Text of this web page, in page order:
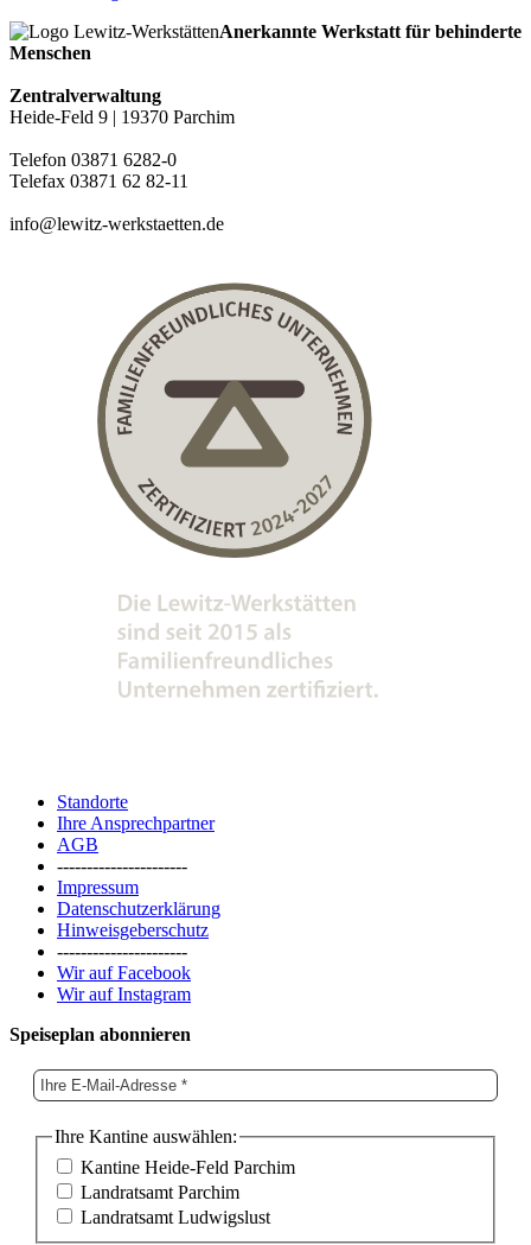
Anerkannte Werkstatt für behinderte
Menschen
Zentralverwaltung
Heide-Feld 9 | 19370 Parchim
Telefon 03871 6282-0
Telefax 03871 62 82-11
info@lewitz-werkstaetten.de
Standorte
Ihre Ansprechpartner
AGB
----------------------
Impressum
Datenschutzerklärung
Hinweisgeberschutz
----------------------
Wir auf Facebook
Wir auf Instagram
Speiseplan abonnieren
Ihre Kantine auswählen:
Kantine Heide-Feld Parchim
Landratsamt Parchim
Landratsamt Ludwigslust